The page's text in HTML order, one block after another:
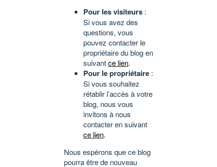
Pour les visiteurs :
Si vous avez des
questions, vous
pouvez contacter le
propriétaire du blog en
suivantce lien.
Pour le propriétaire :
Si vous souhaitez
rétablir l’accès à votre
blog, nous vous
invitons à nous
contacter en suivant
ce lien.
Nous espérons que ce blog
pourra être de nouveau